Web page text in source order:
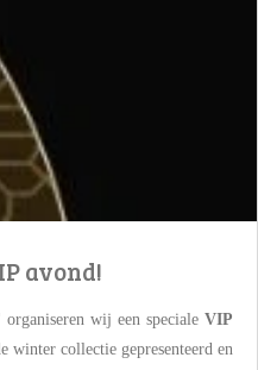
avond!
organiseren wij een speciale VIP
winter collectie gepresenteerd en